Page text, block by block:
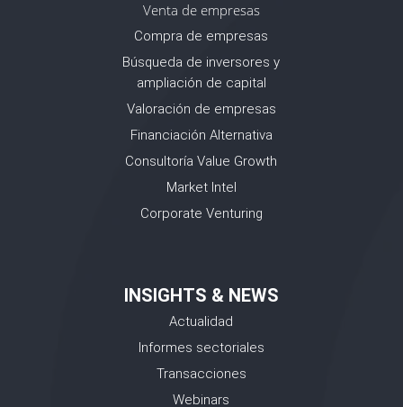
Venta de empresas
Compra de empresas
Búsqueda de inversores y
ampliación de capital
Valoración de empresas
Financiación Alternativa
Consultoría Value Growth
Market Intel
Corporate Venturing
INSIGHTS & NEWS
Actualidad
Informes sectoriales
Transacciones
Webinars